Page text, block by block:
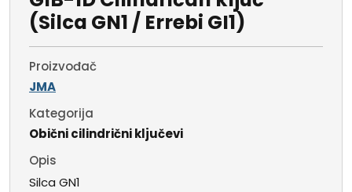
(Silca GN1 / Errebi GI1)
Proizvođač
JMA
Kategorija
Obični cilindrični ključevi
Opis
Silca GN1